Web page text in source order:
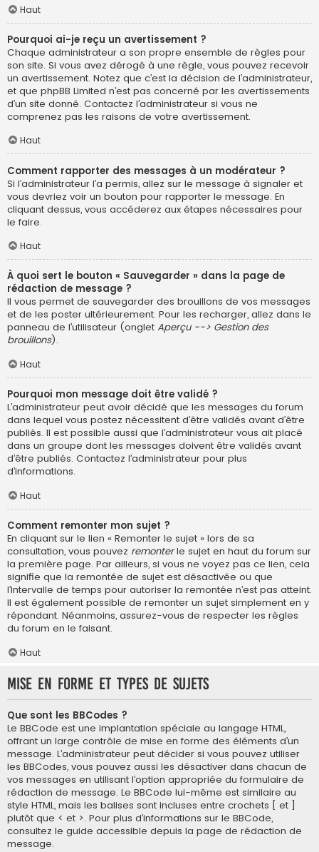
Haut
Pourquoi ai-je reçu un avertissement ?
Chaque administrateur a son propre ensemble de règles pour
son site. Si vous avez dérogé à une règle, vous pouvez recevoir
un avertissement. Notez que c’est la décision de l’administrateur,
et que phpBB Limited n’est pas concerné par les avertissements
d’un site donné. Contactez l’administrateur si vous ne
comprenez pas les raisons de votre avertissement.
Haut
Comment rapporter des messages à un modérateur ?
Si l’administrateur l’a permis, allez sur le message à signaler et
vous devriez voir un bouton pour rapporter le message. En
cliquant dessus, vous accéderez aux étapes nécessaires pour
le faire.
Haut
À quoi sert le bouton « Sauvegarder » dans la page de
rédaction de message ?
Il vous permet de sauvegarder des brouillons de vos messages
et de les poster ultérieurement. Pour les recharger, allez dans le
panneau de l’utilisateur (onglet Aperçu --> Gestion des
brouillons).
Haut
Pourquoi mon message doit être validé ?
L’administrateur peut avoir décidé que les messages du forum
dans lequel vous postez nécessitent d’être validés avant d’être
publiés. Il est possible aussi que l’administrateur vous ait placé
dans un groupe dont les messages doivent être validés avant
d’être publiés. Contactez l’administrateur pour plus
d’informations.
Haut
Comment remonter mon sujet ?
En cliquant sur le lien « Remonter le sujet » lors de sa
consultation, vous pouvez remonterle sujet en haut du forum sur
la première page. Par ailleurs, si vous ne voyez pas ce lien, cela
signifie que la remontée de sujet est désactivée ou que
l’intervalle de temps pour autoriser la remontée n’est pas atteint.
Il est également possible de remonter un sujet simplement en y
répondant. Néanmoins, assurez-vous de respecter les règles
du forum en le faisant.
Haut
Mise en forme et types de sujets
Que sont les BBCodes ?
Le BBCode est une implantation spéciale au langage HTML,
offrant un large contrôle de mise en forme des éléments d’un
message. L’administrateur peut décider si vous pouvez utiliser
les BBCodes, vous pouvez aussi les désactiver dans chacun de
vos messages en utilisant l’option appropriée du formulaire de
rédaction de message. Le BBCode lui-même est similaire au
style HTML, mais les balises sont incluses entre crochets [ et ]
plutôt que < et >. Pour plus d’informations sur le BBCode,
consultez le guide accessible depuis la page de rédaction de
message.